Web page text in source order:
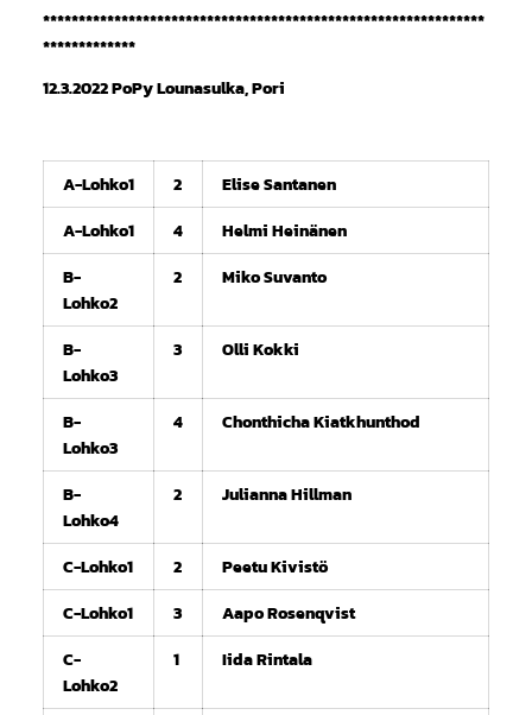
**************************************************************
*************
12.3.2022 PoPy Lounasulka, Pori
A-Lohko1 2
Elise Santanen
A-Lohko1
4
Helmi Heinänen
B-
Lohko2
2 Miko Suvanto
B-
Lohko3
3 Olli Kokki
B-
Lohko3
4 Chonthicha Kiatkhunthod
B-
Lohko4
2 Julianna Hillman
C-Lohko1 2
Peetu Kivistö
C-Lohko1
3
Aapo Rosenqvist
C-
Lohko2
1 Iida Rintala